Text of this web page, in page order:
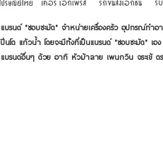
แบรนด์ "ชอบชะมัด" จำหน่ายเครื่องครัว อุปกรณ์ทำอ
ปิ่นโต แก้วน้ำ โดยจะมีทั้งที่เป็นแบรนด์ "ชอบชะมัด" เอ
แบรนด์อื่นๆ ด้วย อาทิ หัวม้าลาย เพนกวิน จระเข้ ต